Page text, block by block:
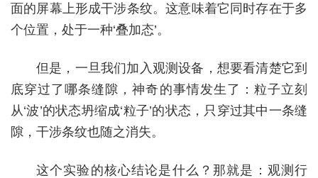
面的屏幕上形成干涉条纹。这意味着它同时存在于多
个位置，处于一种‘叠加态’。
但是，一旦我们加入观测设备，想要看清楚它到
底穿过了哪条缝隙，神奇的事情发生了：粒子立刻
从‘波’的状态坍缩成‘粒子’的状态，只穿过其中一条缝
隙，干涉条纹也随之消失。
这个实验的核心结论是什么？那就是：观测行